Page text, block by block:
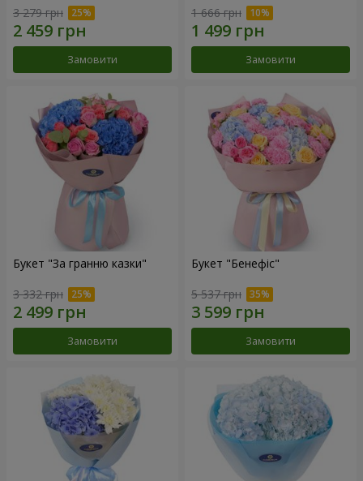
3 279 грн
Замовити
1 666 грн
Замовити
Букет "За гранню казки"
3 332 грн
Замовити
Букет "Бенефіс"
5 537 грн
Замовити